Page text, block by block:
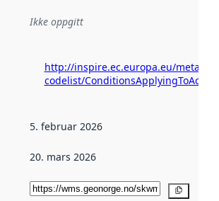
Ikke oppgitt
http://inspire.ec.europa.eu/
codelist/
5. februar 2026
20. mars 2026